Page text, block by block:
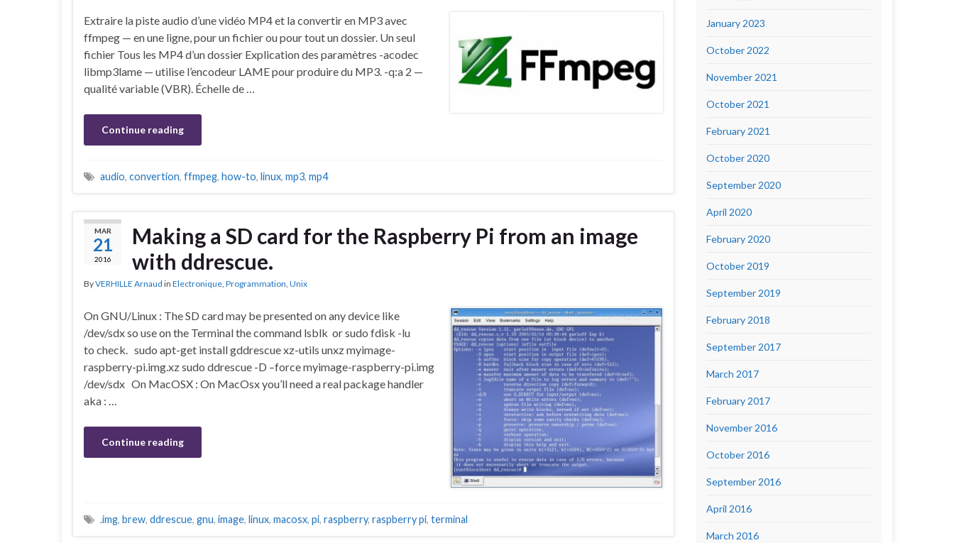
Extraire la piste audio d’une vidéo MP4 et la convertir en MP3 avec
ffmpeg — en une ligne, pour un fichier ou pour tout un dossier. Un seul
fichier Tous les MP4 d’un dossier Explication des paramètres -acodec
libmp3lame — utilise l’encodeur LAME pour produire du MP3. -q:a 2 —
qualité variable (VBR). Échelle de …
Continue reading
audio, convertion, ffmpeg, how-to, linux, mp3, mp4
MAR
21
2016
Making a SD card for the Raspberry Pi from an image
with ddrescue.
ByVERHILLE Arnaud in Electronique, Programmation, Unix
On GNU/Linux : The SD card may be presented on any device like
/dev/sdx so use on the Terminal the command lsblk or sudo fdisk -lu
to check. sudo apt-get install gddrescue xz-utils unxz myimage-
raspberry-pi.img.xz sudo ddrescue -D –force myimage-raspberry-pi.img
/dev/sdx On MacOSX : On MacOsx you’ll need a real package handler
aka : …
Continue reading
.img, brew, ddrescue, gnu, image, linux, macosx, pi, raspberry, raspberry pi, terminal
January 2023
October 2022
November 2021
October 2021
February 2021
October 2020
September 2020
April 2020
February 2020
October 2019
September 2019
February 2018
September 2017
March 2017
February 2017
November 2016
October 2016
September 2016
April 2016
March 2016